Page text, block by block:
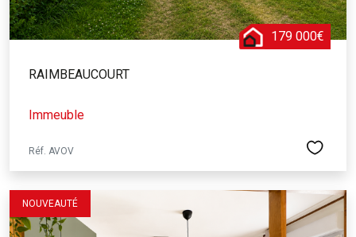
179 000€
RAIMBEAUCOURT
Immeuble
Réf. AVOV
NOUVEAUTÉ